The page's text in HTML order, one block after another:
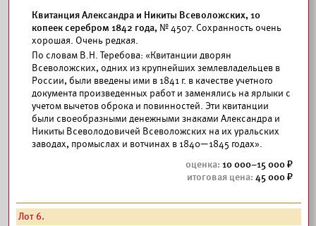
Квитанция Александра и Никиты Всеволожских, 10
копеек серебром 1842 года, № 4507. Сохранность очень
хорошая. Очень редкая.
По словам В.Н. Теребова: «Квитанции дворян
Всеволожских, одних из крупнейших землевладельцев в
России, были введены ими в 1841 г. в качестве учетного
документа произведенных работ и заменялись на ярлыки с
учетом вычетов оброка и повинностей. Эти квитанции
были своеобразными денежными знаками Александра и
Никиты Всеволодовичей Всеволожских на их уральских
заводах, промыслах и вотчинах в 1840—1845 годах».
10 000–15 000
45 000
Лот 6.